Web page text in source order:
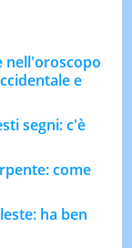
nell'oroscopo
e
segni: c'è
come
ha ben